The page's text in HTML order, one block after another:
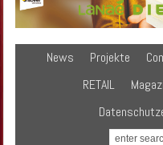
News Projekte
RETAIL